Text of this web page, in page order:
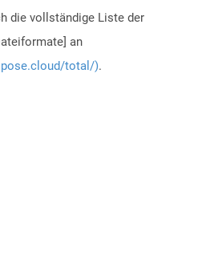
die vollständige Liste der
an
total/).